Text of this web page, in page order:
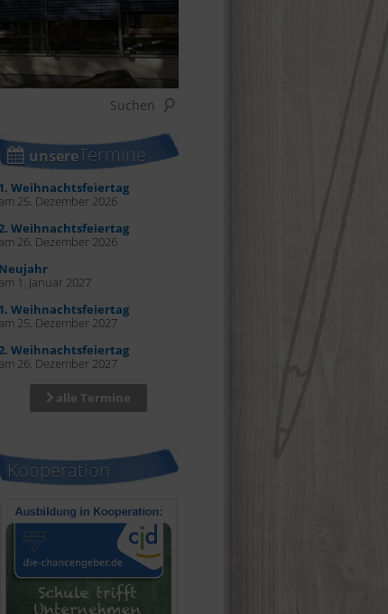
unsereTermine
1. Weihnachtsfeiertag
am 25. Dezember 2026
2. Weihnachtsfeiertag
am 26. Dezember 2026
Neujahr
am 1. Januar 2027
1. Weihnachtsfeiertag
am 25. Dezember 2027
2. Weihnachtsfeiertag
am 26. Dezember 2027
alle Termine
Kooperation